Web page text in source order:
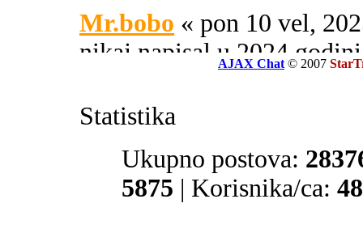
Mr.bobo « pon 10 vel,
nikaj napisal u 2024
SOA ili PIPA.
El Zvonko« uto 16 svi,
prate tajne službe sekcije
AJAX Chat © 2007
Statistika
Ukupno postova:
5875 | Korisnika/ca: